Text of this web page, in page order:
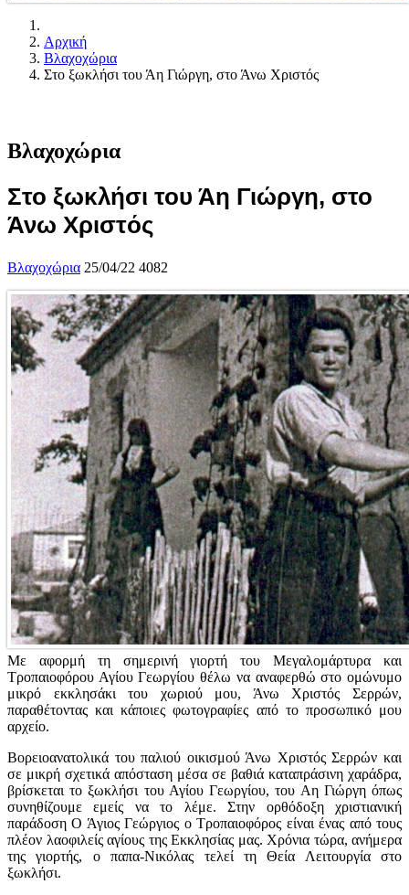
Αρχική
Βλαχοχώρια
Στο ξωκλήσι του Άη Γιώργη, στο Άνω Χριστός
Βλαχοχώρια
Στο ξωκλήσι του Άη Γιώργη, στο
Άνω Χριστός
Βλαχοχώρια 25/04/22 4082
Με αφορμή τη σημερινή γιορτή του Μεγαλομάρτυρα και
Τροπαιοφόρου Αγίου Γεωργίου θέλω να αναφερθώ στο ομώνυμο
μικρό εκκλησάκι του χωριού μου, Άνω Χριστός Σερρών,
παραθέτοντας και κάποιες φωτογραφίες από το προσωπικό μου
αρχείο.
Βορειοανατολικά του παλιού οικισμού Άνω Χριστός Σερρών και
σε μικρή σχετικά απόσταση μέσα σε βαθιά καταπράσινη χαράδρα,
βρίσκεται το ξωκλήσι του Αγίου Γεωργίου, του Αη Γιώργη όπως
συνηθίζουμε εμείς να το λέμε. Στην ορθόδοξη χριστιανική
παράδοση Ο Άγιος Γεώργιος ο Τροπαιοφόρος είναι ένας από τους
πλέον λαοφιλείς αγίους της Εκκλησίας μας. Χρόνια τώρα, ανήμερα
της γιορτής, ο παπα-Νικόλας τελεί τη Θεία Λειτουργία στο
ξωκλήσι.